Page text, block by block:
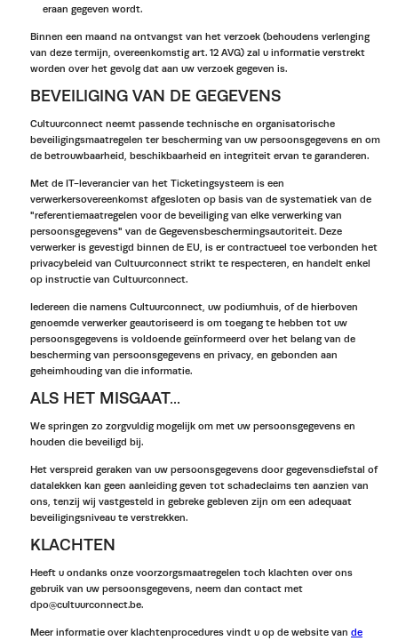
eraan gegeven wordt.
Binnen een maand na ontvangst van het verzoek (behoudens verlenging
van deze termijn, overeenkomstig art. 12 AVG) zal u informatie verstrekt
worden over het gevolg dat aan uw verzoek gegeven is.
BEVEILIGING VAN DE GEGEVENS
Cultuurconnect neemt passende technische en organisatorische
beveiligingsmaatregelen ter bescherming van uw persoonsgegevens en om
de betrouwbaarheid, beschikbaarheid en integriteit ervan te garanderen.
Met de IT-leverancier van het Ticketingsysteem is een
verwerkersovereenkomst afgesloten op basis van de systematiek van de
"referentiemaatregelen voor de beveiliging van elke verwerking van
persoonsgegevens" van de Gegevensbeschermingsautoriteit. Deze
verwerker is gevestigd binnen de EU, is er contractueel toe verbonden het
privacybeleid van Cultuurconnect strikt te respecteren, en handelt enkel
op instructie van Cultuurconnect.
Iedereen die namens Cultuurconnect, uw podiumhuis, of de hierboven
genoemde verwerker geautoriseerd is om toegang te hebben tot uw
persoonsgegevens is voldoende geïnformeerd over het belang van de
bescherming van persoonsgegevens en privacy, en gebonden aan
geheimhouding van die informatie.
ALS HET MISGAAT...
We springen zo zorgvuldig mogelijk om met uw persoonsgegevens en
houden die beveiligd bij.
Het verspreid geraken van uw persoonsgegevens door gegevensdiefstal of
datalekken kan geen aanleiding geven tot schadeclaims ten aanzien van
ons, tenzij wij vastgesteld in gebreke gebleven zijn om een adequaat
beveiligingsniveau te verstrekken.
KLACHTEN
Heeft u ondanks onze voorzorgsmaatregelen toch klachten over ons
gebruik van uw persoonsgegevens, neem dan contact met
dpo@cultuurconnect.be.
Meer informatie over klachtenprocedures vindt u op de website van de